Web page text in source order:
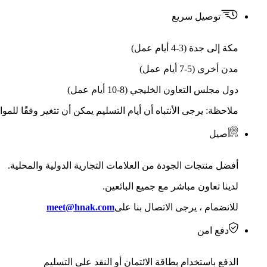
توصيل سريع
مكة إلى جدة (3-4 أيام عمل)
مدن أخرى (5-7 أيام عمل)
دول مجلس التعاون الخليجي (8-10 أيام عمل)
ملاحظة: يرجى الأنتباه أن أيام التسليم يمكن أن تتغير وفقًا
أصيل
أفضل منتجات الجودة من العلامات التجارية الدولية والمحلية.
لدينا تعاون مباشر مع جميع البائعين.
للانضمام ، يرجى الاتصال بنا علىmeet@hnak.com
دفع امن
الدفع باستخدام بطاقة الائتمان أو النقد على التسليم